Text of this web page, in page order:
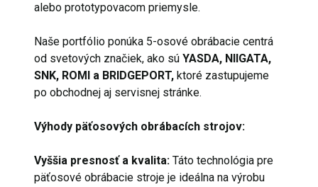
alebo prototypovacom priemysle.
Naše portfólio ponúka 5-osové obrábacie centrá
od svetových značiek, ako sú YASDA, NIIGATA,
SNK, ROMI a BRIDGEPORT, ktoré zastupujeme
po obchodnej aj servisnej stránke.
Výhody päťosových obrábacích strojov:
Vyššia presnosť a kvalita: Táto technológia pre
päťosové obrábacie stroje je ideálna na výrobu